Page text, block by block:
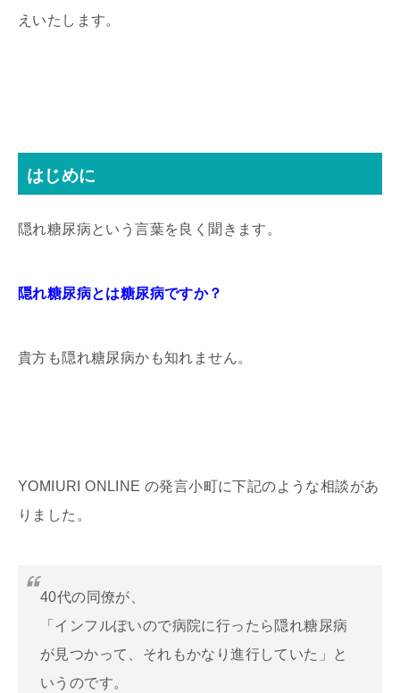
えいたします。
はじめに
隠れ糖尿病という言葉を良く聞きます。
隠れ糖尿病とは糖尿病ですか？
貴方も隠れ糖尿病かも知れません。
YOMIURI ONLINE の発言小町に下記のような相談があ
りました。
40代の同僚が、
「インフルぽいので病院に行ったら隠れ糖尿病
が見つかって、それもかなり進行していた」と
いうのです。